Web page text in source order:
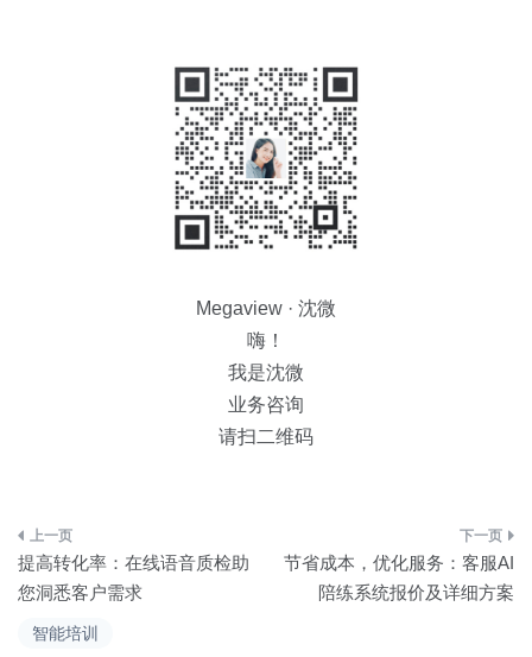
智能培训
Megaview · 沈微
嗨！
我是沈微
业务咨询
请扫二维码
文
章
导
提高转化率：在线语音质检助
您洞悉客户需求
节省成本，优化服务：客服AI
陪练系统报价及详细方案